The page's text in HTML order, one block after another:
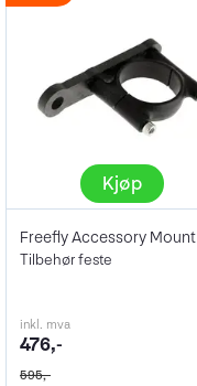
Kjøp
Freefly Accessory Mount
Tilbehør feste
inkl. mva
476,-
595,-